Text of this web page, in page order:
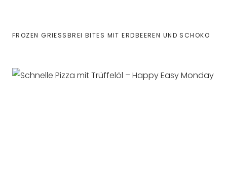
FROZEN GRIESSBREI BITES MIT ERDBEEREN UND SCHOKO